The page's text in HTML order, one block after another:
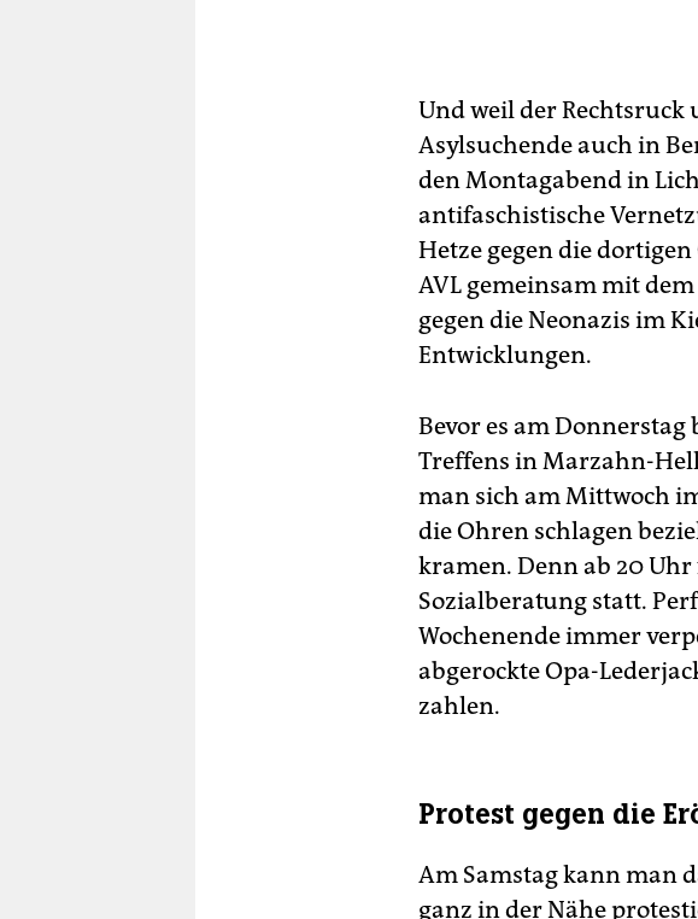
Und weil der Rechtsruck
Asylsuchende auch in
den Montagabend in
antifaschistische
Hetze gegen die
AVL gemeinsam mit
gegen die Neonazis im
Entwicklungen.
Bevor es am
Treffens in Marzahn-
man sich am Mittwoch
die Ohren schlagen
kramen. Denn ab 20
Sozialberatung statt.
Wochenende immer
abgerockte Opa-
zahlen.
Protest gegen die
Am Samstag kann man
ganz in der Nähe